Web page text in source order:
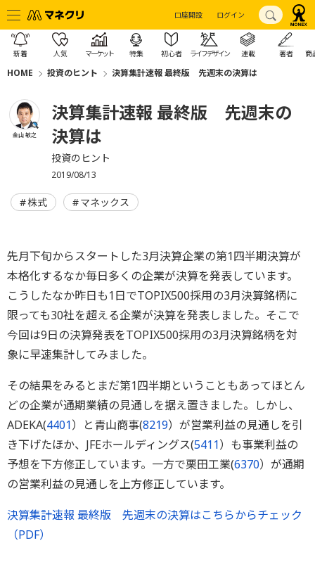
口座開設 ログイン
新着 人気 マーケット 特集 初心者 ライフデザイン 連載 著者 商
HOME 投資のヒント 決算集計速報 最終版 先週末の決算は
金山 敏之
決算集計速報 最終版 先週末の
決算は
投資のヒント
2019/08/13
株式 マネックス
先月下旬からスタートした3月決算企業の第1四半期決算が
本格化するなか毎日多くの企業が決算を発表しています。
こうしたなか昨日も1日でTOPIX500採用の3月決算銘柄に
限っても30社を超える企業が決算を発表しました。そこで
今回は9日の決算発表をTOPIX500採用の3月決算銘柄を対
象に早速集計してみました。
その結果をみるとまだ第1四半期ということもあってほとん
どの企業が通期業績の見通しを据え置きました。しかし、
ADEKA(4401）と青山商事(8219）が営業利益の見通しを引
き下げたほか、JFEホールディングス(5411）も事業利益の
予想を下方修正しています。一方で栗田工業(6370）が通期
の営業利益の見通しを上方修正しています。
決算集計速報 最終版 先週末の決算はこちらからチェック
（PDF）